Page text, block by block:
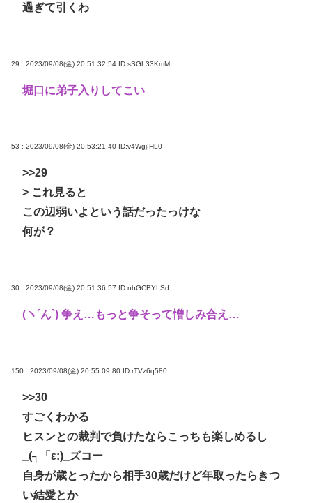
過ぎて引くわ
29 : 2023/09/08(金) 20:51:32.54 ID:sSGL33KmM
堀口に弟子入りしてこい
53 : 2023/09/08(金) 20:53:21.40 ID:v4WgjIHL0
>>29
> これ見ると
この辺弱いよという話だったっけな
何が？
30 : 2023/09/08(金) 20:51:36.57 ID:nbGCBYLSd
(ヽ´ん`) 争え…もっと争そって憎しみ合え…
150 : 2023/09/08(金) 20:55:09.80 ID:rTVz6q580
>>30
すごくわかる
ヒスンとの裁判で負けたならこっちも楽しめるし
_(┐「ε:)_ズコー
自身が歳とったから相手30歳だけど年取ったらきつ
い結愛とか